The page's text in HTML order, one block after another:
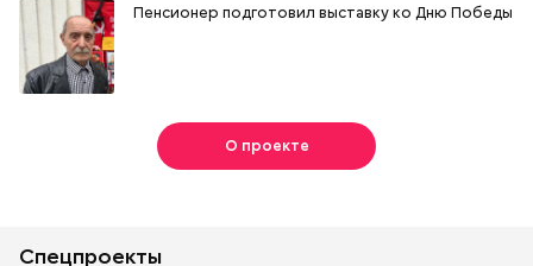
Пенсионер подготовил выставку ко Дню Победы
О проекте
Спецпроекты